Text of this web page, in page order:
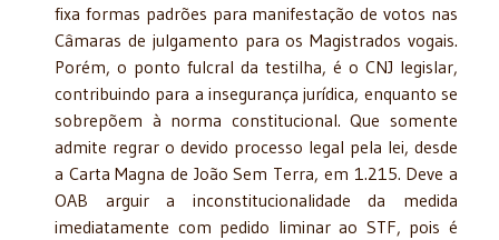
fixa formas padrões para manifestação de votos nas
Câmaras de julgamento para os Magistrados vogais.
Porém, o ponto fulcral da testilha, é o CNJ legislar,
contribuindo para a insegurança jurídica, enquanto se
sobrepõem à norma constitucional. Que somente
admite regrar o devido processo legal pela lei, desde
a Carta Magna de João Sem Terra, em 1.215. Deve a
OAB arguir a inconstitucionalidade da medida
imediatamente com pedido liminar ao STF, pois é